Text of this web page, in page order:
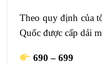
Theo quy định của
Quốc được cấp dải
690 – 699